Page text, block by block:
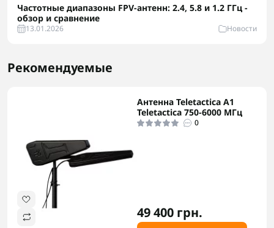
Частотные диапазоны FPV-антенн: 2.4, 5.8 и 1.2 ГГц -
обзор и сравнение
13.01.2026 Новости
Рекомендуемые
Антенна Teletactica А1
Teletactica 750-6000 МГц
0
49 400 грн.